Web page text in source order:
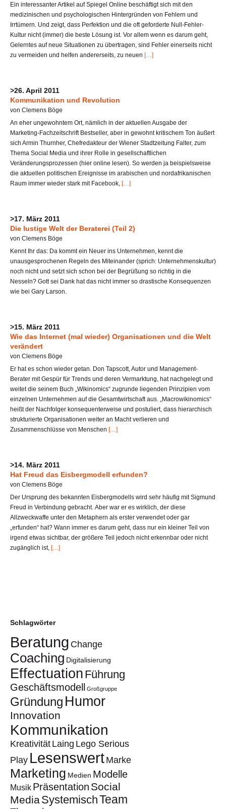
Ein interessanter Artikel auf Spiegel Online beschäftigt sich mit den
medizinischen und psychologischen Hintergründen von Fehlern und
Irrtümern. Und zeigt, dass Perfektion und die oft geforderte Null-Fehler-
Kultur nicht (immer) die beste Lösung ist. Vor allem wenn es darum geht,
Gelerntes auf neue Situationen zu übertragen, sind Fehler einerseits nicht
zu vermeiden und helfen andererseits, zu neuen […]
>26. April 2011
Kommunikation und Revolution
von Clemens Böge
An eher ungewohntem Ort, nämlich in der aktuellen Ausgabe der
Marketing-Fachzeitschrift Bestseller, aber in gewohnt kritischem Ton äußert
sich Armin Thurnher, Chefredakteur der Wiener Stadtzeitung Falter, zum
Thema Social Media und ihrer Rolle in gesellschaftlichen
Veränderungsprozessen (hier online lesen). So werden ja beispielsweise
die aktuellen politischen Ereignisse im arabischen und nordafrikanischen
Raum immer wieder stark mit Facebook, […]
>17. März 2011
Die lustige Welt der Beraterei (Teil 2)
von Clemens Böge
Kennt Ihr das: Da kommt ein Neuer ins Unternehmen, kennt die
unausgesprochenen Regeln des Miteinander (sprich: Unternehmenskultur)
noch nicht und setzt sich schon bei der Begrüßung so richtig in die
Nesseln? Gott sei Dank hat das nicht immer so drastische Konsequenzen
wie bei Gary Larson.
>15. März 2011
Wie das Internet (mal wieder) Organisationen und die Welt
verändert
von Clemens Böge
Er hat es schon wieder getan. Don Tapscott, Autor und Management-
Berater mit Gespür für Trends und deren Vermarktung, hat nachgelegt und
weitet die seinem Buch „Wikinomics“ zugrunde liegenden Prinzipien vom
einzelnen Unternehmen auf die Gesamtwirtschaft aus. „Macrowikinomics“
heißt der Nachfolger konsequenterweise und postuliert, dass hierarchisch
strukturierte Organisationen weiter an Macht verlieren und
Zusammenschlüsse von Menschen […]
>14. März 2011
Hat Freud das Eisbergmodell erfunden?
von Clemens Böge
Der Ursprung des bekannten Eisbergmodells wird sehr häufig mit Sigmund
Freud in Verbindung gebracht. Aber war er es wirklich, der diese
Allzweckwaffe unter den Metaphern als erster verwendet oder gar
„erfunden“ hat? Wann immer es darum geht, dass nur ein kleiner Teil von
irgend etwas sichtbar, der größere Teil jedoch nicht erkennbar oder nicht
zugänglich ist, […]
Schlagwörter
Beratung Change
Coaching Digitalisierung
Effectuation Führung
Geschäftsmodell Großgruppe
Gründung Humor
Innovation
Kommunikation
KreativitätLaing Lego Serious
Play LesenswertMarke
Marketing Medien Modelle
Musik Präsentation Social
MediaSystemischTeam